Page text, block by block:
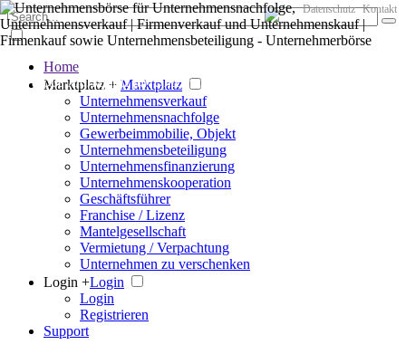
Der große Marktplatz für Unternehmen
Datenschutz Kontakt
Home
Marktplatz + Marktplatz
Unternehmensverkauf
Unternehmensnachfolge
Gewerbeimmobilie, Objekt
Unternehmensbeteiligung
Unternehmensfinanzierung
Unternehmenskooperation
Geschäftsführer
Franchise / Lizenz
Mantelgesellschaft
Vermietung / Verpachtung
Unternehmen zu verschenken
Login +Login
Login
Registrieren
Support